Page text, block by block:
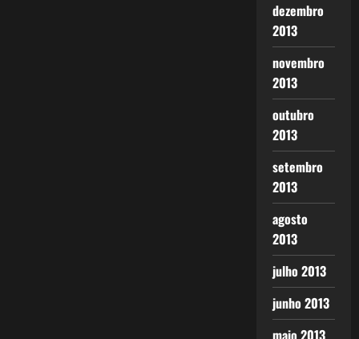
dezembro
2013
novembro
2013
outubro
2013
setembro
2013
agosto
2013
julho 2013
junho 2013
maio 2013